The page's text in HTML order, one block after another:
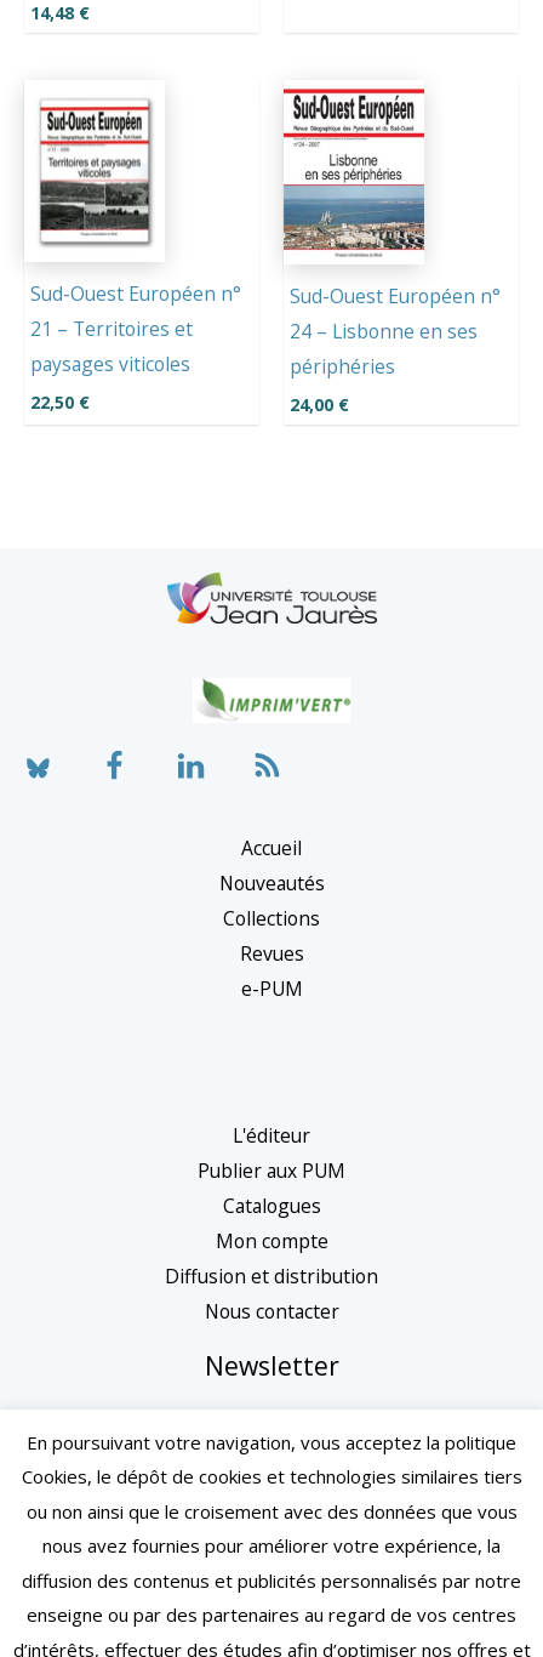
14,48 €
Sud-Ouest Européen n°
21 – Territoires et
paysages viticoles
22,50 €
Sud-Ouest Européen n°
24 – Lisbonne en ses
périphéries
24,00 €
Accueil
Nouveautés
Collections
Revues
e-PUM
L'éditeur
Publier aux PUM
Catalogues
Mon compte
Diffusion et distribution
Nous contacter
Newsletter
En poursuivant votre navigation, vous acceptez la politique
Cookies, le dépôt de cookies et technologies similaires tiers
ou non ainsi que le croisement avec des données que vous
nous avez fournies pour améliorer votre expérience, la
diffusion des contenus et publicités personnalisés par notre
enseigne ou par des partenaires au regard de vos centres
d’intérêts, effectuer des études afin d’optimiser nos offres et